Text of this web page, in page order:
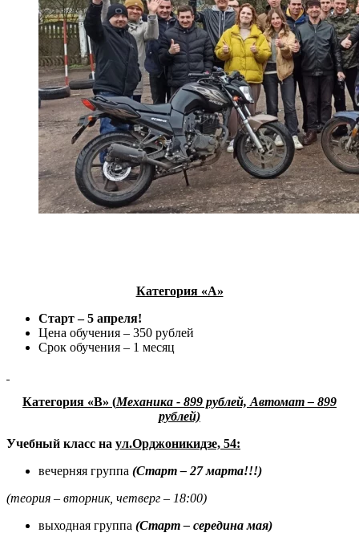
Категория «А»
Старт – 5 апреля!
Цена обучения – 350 рублей
Срок обучения – 1 месяц
Категория «В» (Механика - 899 рублей, Автомат – 899
рублей)
Учебный класс на ул.Орджоникидзе, 54:
вечерняя группа (Старт – 27 марта!!!)
(теория – вторник, четверг – 18:00)
выходная группа (Старт – середина мая)